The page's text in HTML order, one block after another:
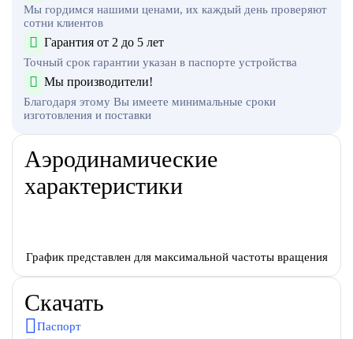
Мы гордимся нашими ценами, их каждый день проверяют
сотни клиентов
Гарантия от 2 до 5 лет
Точный срок гарантии указан в паспорте устройства
Мы производители!
Благодаря этому Вы имеете минимальные сроки
изготовления и поставки
Аэродинамические
характеристики
График представлен для максимальной частоты вращения
Скачать
Паспорт